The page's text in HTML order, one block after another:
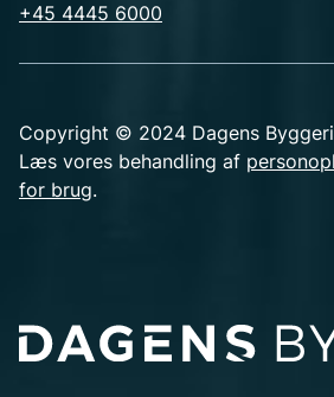
+45 4445 6000
Copyright © 2024 Dagens
Læs vores behandling af
for brug.